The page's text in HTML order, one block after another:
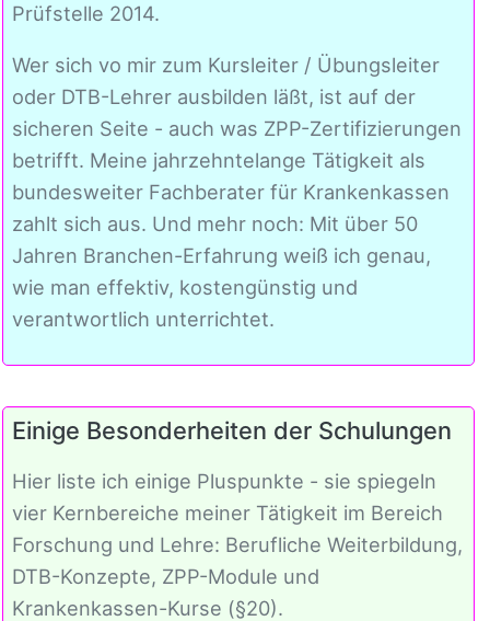
Prüfstelle 2014.
Wer sich vo mir zum Kursleiter / Übungsleiter
oder DTB-Lehrer ausbilden läßt, ist auf der
sicheren Seite - auch was ZPP-Zertifizierungen
betrifft. Meine jahrzehntelange Tätigkeit als
bundesweiter Fachberater für Krankenkassen
zahlt sich aus. Und mehr noch: Mit über 50
Jahren Branchen-Erfahrung weiß ich genau,
wie man effektiv, kostengünstig und
verantwortlich unterrichtet.
Einige Besonderheiten der Schulungen
Hier liste ich einige Pluspunkte - sie spiegeln
vier Kernbereiche meiner Tätigkeit im Bereich
Forschung und Lehre: Berufliche Weiterbildung,
DTB-Konzepte, ZPP-Module und
Krankenkassen-Kurse (§20).